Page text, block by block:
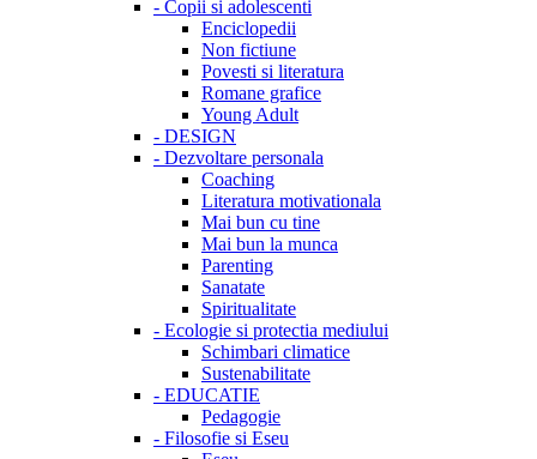
- Copii si adolescenti
Enciclopedii
Non fictiune
Povesti si literatura
Romane grafice
Young Adult
- DESIGN
- Dezvoltare personala
Coaching
Literatura motivationala
Mai bun cu tine
Mai bun la munca
Parenting
Sanatate
Spiritualitate
- Ecologie si protectia mediului
Schimbari climatice
Sustenabilitate
- EDUCATIE
Pedagogie
- Filosofie si Eseu